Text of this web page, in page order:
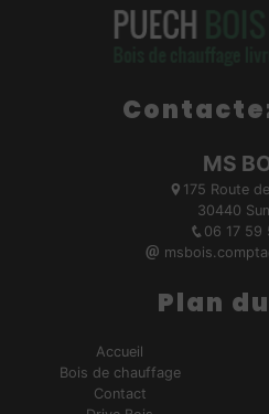
MS
175 Route
30440
06 17 59
Plan
Accueil
Bois de chauffage
Contact